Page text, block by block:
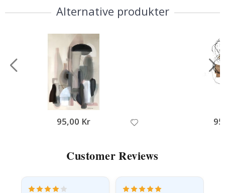
Alternative produkter
95,00 Kr
Customer Reviews